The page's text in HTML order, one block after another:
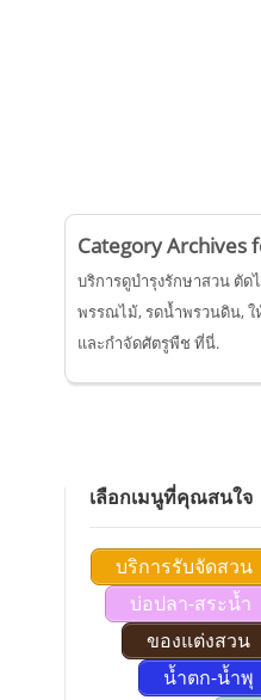
Category Archives
บริการดูบำรุงรักษาสวน ตั
พรรณไม้, รดน้ำพรวนดิน,
และกำจัดศัตรูพืช ที่นี่.
เลือกเมนูที่คุณสนใจ
บริการรับจัดสวน
บ่อปลา-สระน้ำ
ของแต่งสวน
น้ำตก-น้ำพุ